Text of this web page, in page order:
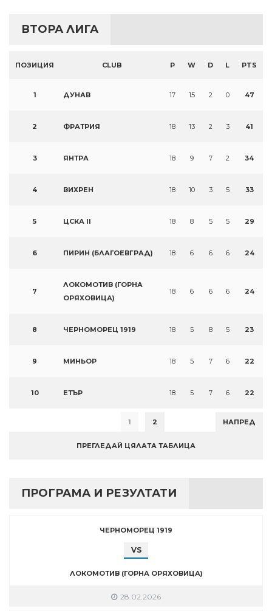
ВТОРА ЛИГА
ПОЗИЦИЯ CLUB P W D L PTS
1 ДУНАВ 17 15 2 0 47
2 ФРАТРИЯ 18 13 2 3 41
3 ЯНТРА 18 9 7 2 34
4 ВИХРЕН 18 10 3 5 33
5 ЦСКА II 18 8 5 5 29
6 ПИРИН (БЛАГОЕВГРАД) 18 6 6 6 24
7
ЛОКОМОТИВ (ГОРНА
ОРЯХОВИЦА)
18 6 6 6 24
8 ЧЕРНОМОРЕЦ 1919 18 5 8 5 23
9 МИНЬОР 18 5 7 6 22
10 ЕТЪР 18 5 7 6 22
1 2 НАПРЕД
ПРЕГЛЕДАЙ ЦЯЛАТА ТАБЛИЦА
ПРОГРАМА И РЕЗУЛТАТИ
ЧЕРНОМОРЕЦ 1919
VS
ЛОКОМОТИВ (ГОРНА ОРЯХОВИЦА)
28.02.2026